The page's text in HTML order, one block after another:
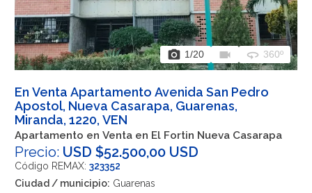
photo_camera 1/20 videocam 360 360º
En Venta Apartamento Avenida San Pedro
Apostol, Nueva Casarapa, Guarenas,
Miranda, 1220, VEN
Apartamento en Venta en El Fortin Nueva Casarapa
Precio: USD $52.500,00 USD
Código REMAX: 323352
Ciudad / municipio: Guarenas